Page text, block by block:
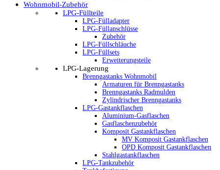
Wohnmobil-Zubehör
LPG-Füllteile
LPG-Fülladapter
LPG-Füllanschlüsse
Zubehör
LPG-Füllschläuche
LPG-Füllsets
Erweiterungsteile
LPG-Lagerung
Brenngastanks Wohnmobil
Armaturen für Brenngastanks
Brenngastanks Radmulden
Zylindrischer Brenngastanks
LPG-Gastankflaschen
Aluminium-Gasflaschen
Gasflaschenzubehör
Komposit Gastankflaschen
MV Komposit Gastankflaschen
OPD Komposit Gastankflaschen
Stahlgastankflaschen
LPG-Tankzubehör